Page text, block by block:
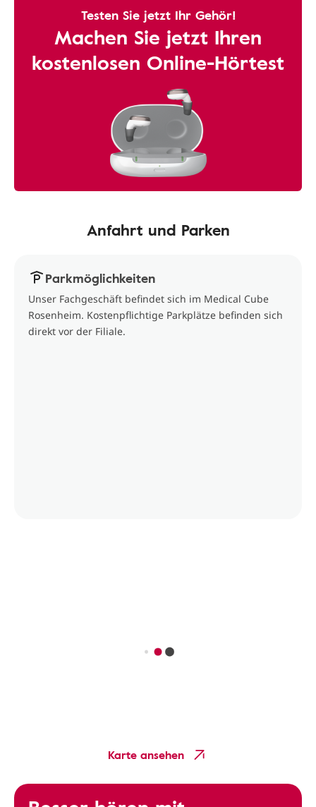
Testen Sie jetzt Ihr Gehör!
Machen Sie jetzt Ihren
kostenlosen Online-Hörtest
Anfahrt und Parken
Parkmöglichkeiten
Unser Fachgeschäft befindet sich im Medical Cube
Rosenheim. Kostenpflichtige Parkplätze befinden sich
direkt vor der Filiale.
Karte ansehen